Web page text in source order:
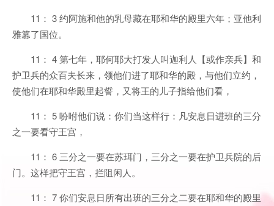
11： 3 约阿施和他的乳母藏在耶和华的殿里六年；亚他利
雅篡了国位。
11： 4 第七年，耶何耶大打发人叫迦利人【或作亲兵】和
护卫兵的众百夫长来，领他们进了耶和华的殿，与他们立约，
使他们在耶和华殿里起誓，又将王的儿子指给他们看，
11： 5 吩咐他们说：你们当这样行：凡安息日进班的三分
之一要看守王宫，
11： 6 三分之一要在苏珥门，三分之一要在护卫兵院的后
门。这样把守王宫，拦阻闲人。
11： 7 你们安息日所有出班的三分之二要在耶和华的殿里